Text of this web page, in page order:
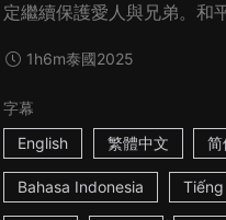
定繼續保護愛人與兄弟。和
1h6m泰國2025
字幕
English
繁體中文 简
Bahasa Indonesia